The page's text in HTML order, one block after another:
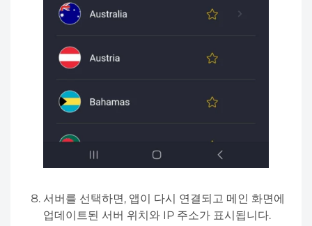
서버를 선택하면, 앱이 다시 연결되고 메인 화면에
업데이트된 서버 위치와 IP 주소가 표시됩니다.